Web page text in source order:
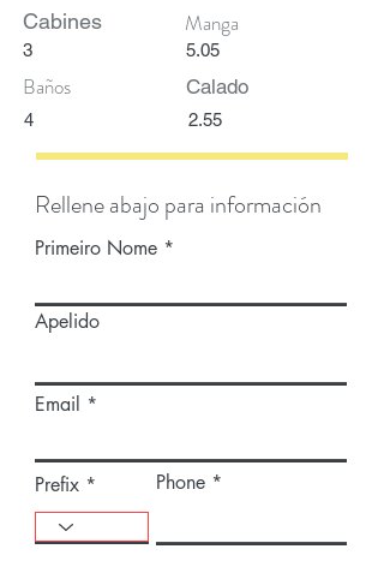
Cabines
3
Baños
4
Manga
5.05
Calado
2.55
Rellene abajo para información
Primeiro Nome
Apelido
Email
Prefix Phone